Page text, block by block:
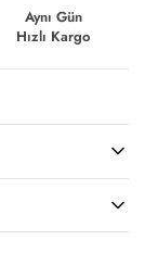
Aynı Gün
Hızlı Kargo